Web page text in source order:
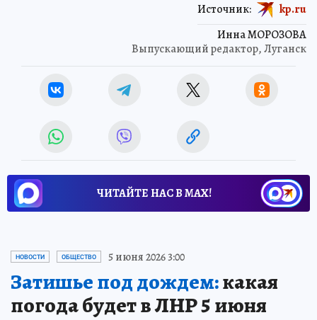
Инна МОРОЗОВА
Выпускающий редактор, Луганск
Источник: kp.ru
ЧИТАЙТЕ НАС В МАХ!
НОВОСТИ ОБЩЕСТВО 5 июня 2026 3:00
Затишье под дождем:какая
погода будет в ЛНР 5 июня